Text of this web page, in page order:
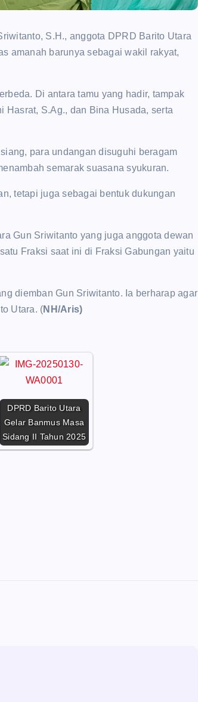
S.H., anggota DPRD Barito Utara
amanah barunya sebagai wakil rakyat,
Di antara tamu yang hadir, tampak
Hasrat, S.Ag., dan Bina Husada, serta
para undangan disuguhi beragam
semarak suasana syukuran.
tetapi juga sebagai bentuk dukungan
Gun Sriwitanto yang juga anggota dewan
Fraksi saat ini di Fraksi Gabungan yaitu
diemban Gun Sriwitanto. Ia berharap agar
Utara. (NH/Aris)
DPRD Barito Utara
Gelar Banmus Masa
Sidang II Tahun 2025